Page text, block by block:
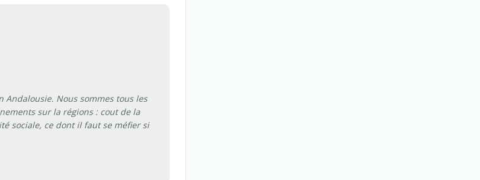
Nous sommes tous les
sur la régions : cout de la
sociale, ce dont il faut se méfier si